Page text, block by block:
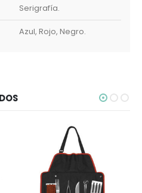
Serigrafía.
Azul, Rojo, Negro.